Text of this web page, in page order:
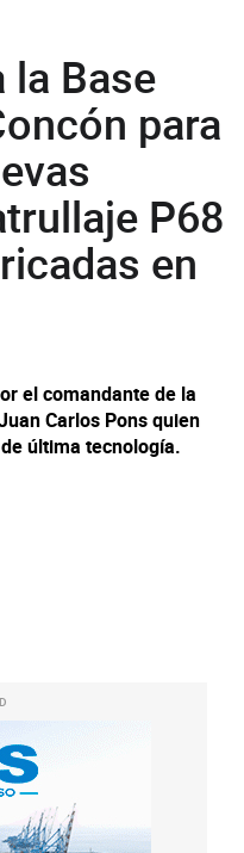
la Base
para
P68
en
el comandante de la
Carlos Pons quien
última tecnología.